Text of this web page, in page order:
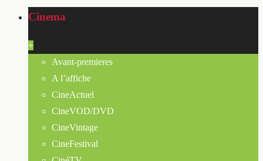
Cinema
+
Avant-premieres
A l’affiche
CineActuel
CineVOD/DVD
CineVintage
CineFestival